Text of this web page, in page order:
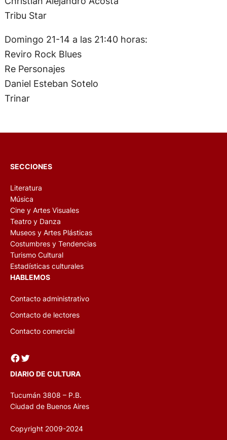
Tribu Star
Domingo 21-14 a las 21:40 horas:
Reviro Rock Blues
Re Personajes
Daniel Esteban Sotelo
Trinar
SECCIONES
Literatura
Música
Cine y Artes Visuales
Teatro y Danza
Museos y Artes Plásticas
Costumbres y Tendencias
Turismo Cultural
Estadísticas culturales
HABLEMOS
Contacto administrativo
Contacto de lectores
Contacto comercial
Facebook Twitter
DIARIO DE CULTURA
Tucumán 3808 – P.B.
Ciudad de Buenos Aires
Copyright 2009-2024